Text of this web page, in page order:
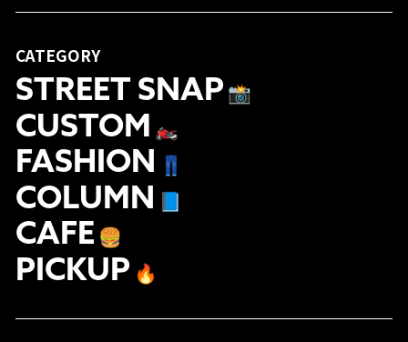
CATEGORY
STREET SNAP 📸
CUSTOM 🏍
FASHION 👖
COLUMN
CAFE 🍔
PICKUP 🔥